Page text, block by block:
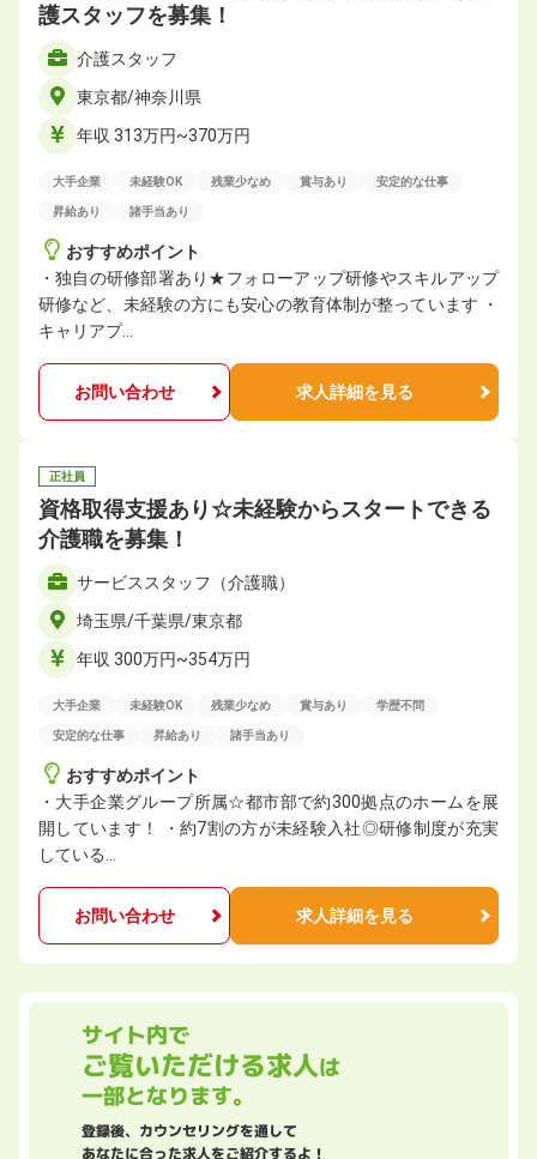
護スタッフを募集！
介護スタッフ
東京都/神奈川県
年収 313万円~370万円
大手企業 未経験OK 残業少なめ 賞与あり 安定的な仕事
昇給あり 諸手当あり
おすすめポイント
・独自の研修部署あり★フォローアップ研修やスキルアップ
研修など、未経験の方にも安心の教育体制が整っています ・
キャリアプ…
お問い合わせ 求人詳細を見る
正社員
資格取得支援あり☆未経験からスタートできる
介護職を募集！
サービススタッフ（介護職）
埼玉県/千葉県/東京都
年収 300万円~354万円
大手企業 未経験OK 残業少なめ 賞与あり 学歴不問
安定的な仕事 昇給あり 諸手当あり
おすすめポイント
・大手企業グループ所属☆都市部で約300拠点のホームを展
開しています！ ・約7割の方が未経験入社◎研修制度が充実
している…
お問い合わせ 求人詳細を見る
サイト内で
ご覧いただける求人は
一部となります。
登録後、カウンセリングを通して
あなたに合った求人をご紹介するよ！